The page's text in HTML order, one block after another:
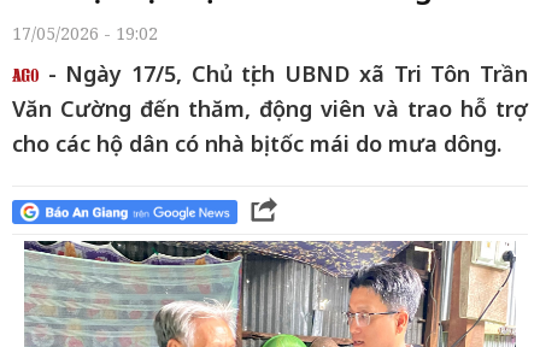
17/05/2026 - 19:02
- Ngày 17/5, Chủ tịch UBND xã Tri Tôn Trần
Văn Cường đến thăm, động viên và trao hỗ trợ
cho các hộ dân có nhà bị tốc mái do mưa dông.